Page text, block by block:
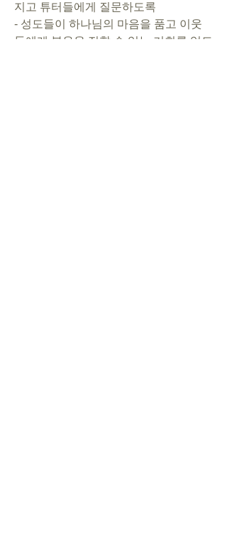
지고 튜터들에게 질문하도록
- 성도들이 하나님의 마음을 품고 이웃
들에게 복음을 전할 수 있는 기회를 얻도